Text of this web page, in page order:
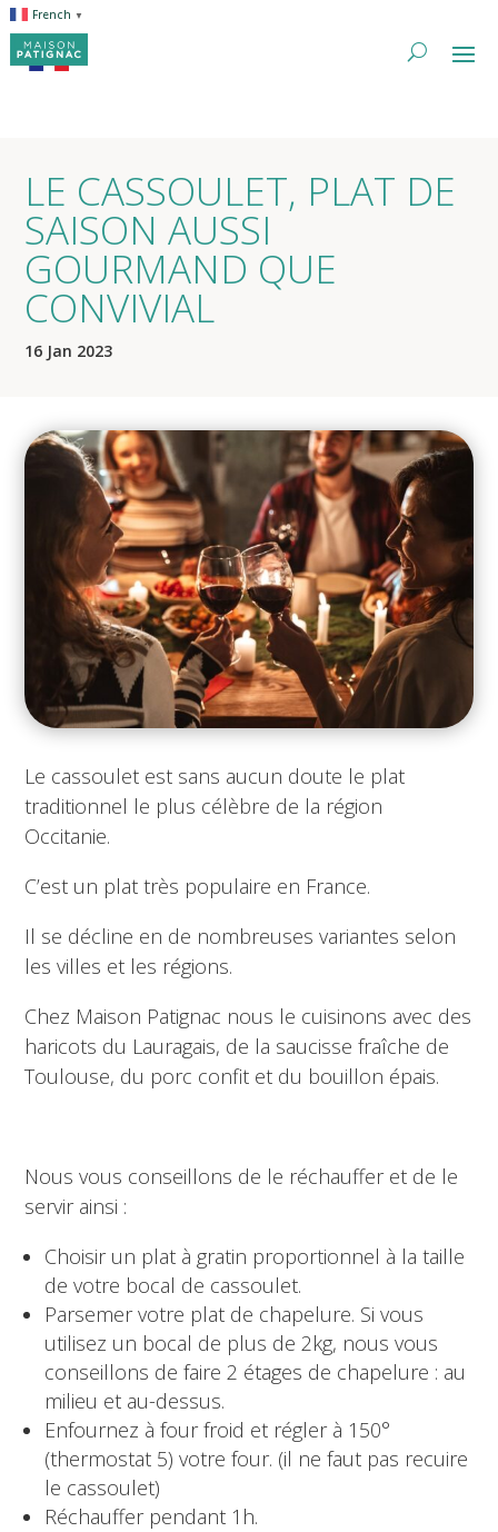
French ▼
LE CASSOULET, PLAT DE
SAISON AUSSI
GOURMAND QUE
CONVIVIAL
16 Jan 2023
Le cassoulet est sans aucun doute le plat
traditionnel le plus célèbre de la région
Occitanie.
C’est un plat très populaire en France.
Il se décline en de nombreuses variantes selon
les villes et les régions.
Chez Maison Patignac nous le cuisinons avec des
haricots du Lauragais, de la saucisse fraîche de
Toulouse, du porc confit et du bouillon épais.
Nous vous conseillons de le réchauffer et de le
servir ainsi :
Choisir un plat à gratin proportionnel à la taille
de votre bocal de cassoulet.
Parsemer votre plat de chapelure. Si vous
utilisez un bocal de plus de 2kg, nous vous
conseillons de faire 2 étages de chapelure : au
milieu et au-dessus.
Enfournez à four froid et régler à 150°
(thermostat 5) votre four. (il ne faut pas recuire
le cassoulet)
Réchauffer pendant 1h.